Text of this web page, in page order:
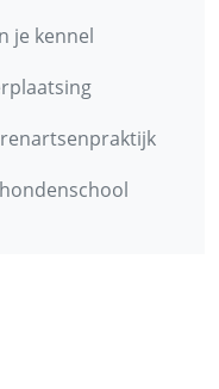
je kennel